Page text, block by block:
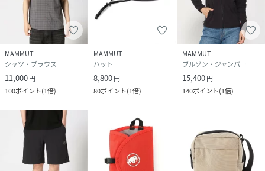
MAMMUT
シャツ・ブラウス
11,000円
100ポイント(1倍)
MAMMUT
ハット
8,800円
80ポイント(1倍)
MAMMUT
ブルゾン・ジャンパー
15,400円
140ポイント(1倍)